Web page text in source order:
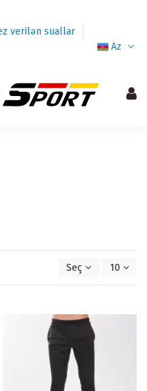
verilən suallar
Az
Seç 10